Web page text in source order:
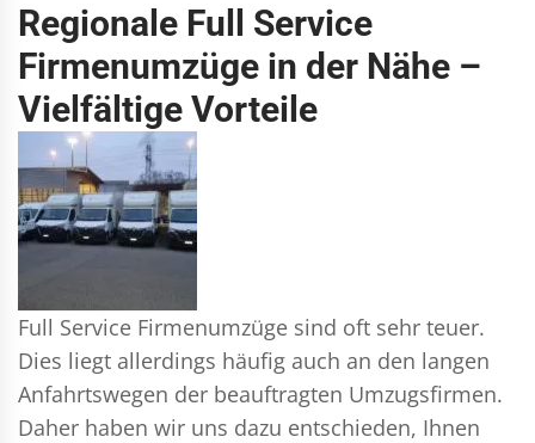
Regionale Full Service
Firmenumzüge in der Nähe –
Vielfältige Vorteile
Full Service Firmenumzüge sind oft sehr teuer.
Dies liegt allerdings häufig auch an den langen
Anfahrtswegen der beauftragten Umzugsfirmen.
Daher haben wir uns dazu entschieden, Ihnen